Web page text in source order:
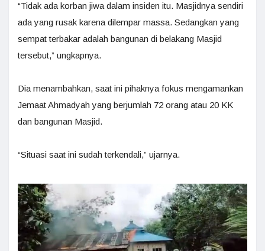
“Tidak ada korban jiwa dalam insiden itu. Masjidnya sendiri
ada yang rusak karena dilempar massa. Sedangkan yang
sempat terbakar adalah bangunan di belakang Masjid
tersebut,” ungkapnya.
Dia menambahkan, saat ini pihaknya fokus mengamankan
Jemaat Ahmadyah yang berjumlah 72 orang atau 20 KK
dan bangunan Masjid.
“Situasi saat ini sudah terkendali,” ujarnya.